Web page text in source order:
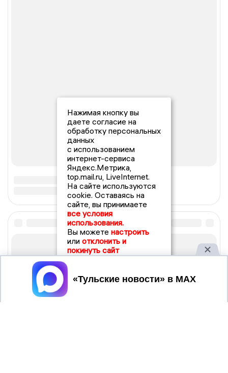
Нажимая кнопку вы
даете согласие на
обработку персональных
данных
с использованием
интернет-сервиса
Яндекс.Метрика,
top.mail.ru, LiveInternet.
На сайте используются
cookie. Оставаясь на
сайте, вы принимаете
все условия
использования.
Вы можете настроить
или отклонить и
покинуть сайт
Принять